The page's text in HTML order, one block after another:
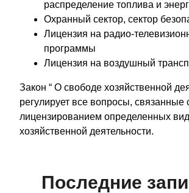
распределение топлива и
Охранный сектор, сектор
Лицензия на радио-
программы
Лицензия на воздушный
Закон “ О свободе хозяйственной
регулирует все вопросы, связанные
лицензированием определенных
хозяйственной деятельности.
Последние